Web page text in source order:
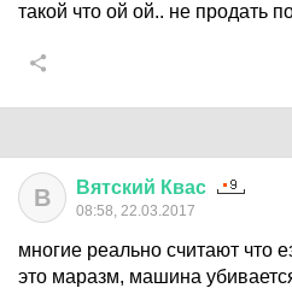
такой что ой ой.. не продать
В Вятский Квас
08:58, 22.03.2017
многие реально считают что
это маразм, машина